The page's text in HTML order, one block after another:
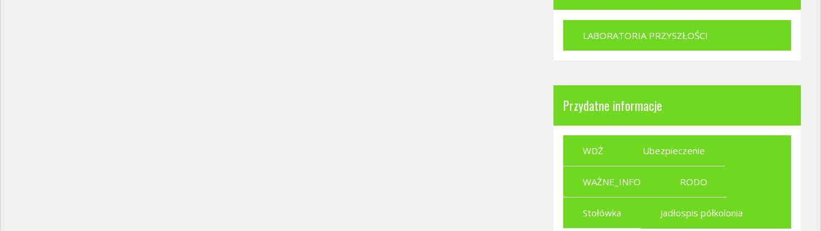
LABORATORIA PRZYSZŁOŚCI
Przydatne informacje
WDŻ Ubezpieczenie
WAŻNE_INFO RODO
Stołówka Jadłospis półkolonia